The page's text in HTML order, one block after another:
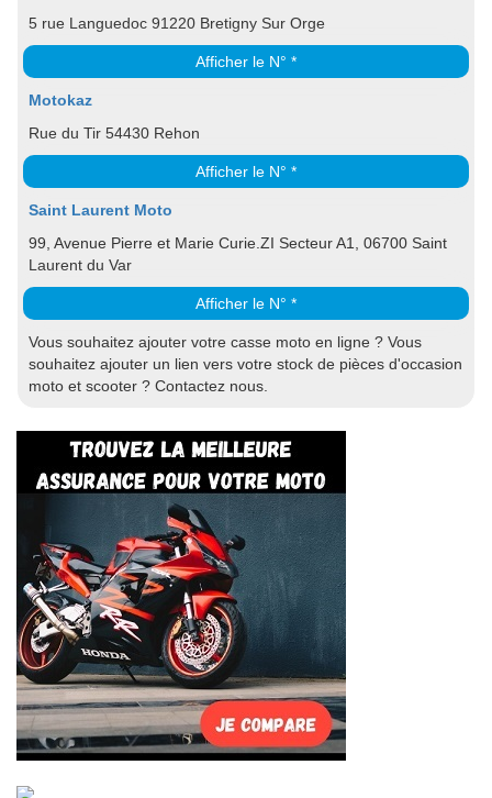
5 rue Languedoc 91220 Bretigny Sur Orge
Afficher le N° *
Motokaz
Rue du Tir 54430 Rehon
Afficher le N° *
Saint Laurent Moto
99, Avenue Pierre et Marie Curie.ZI Secteur A1, 06700 Saint
Laurent du Var
Afficher le N° *
Vous souhaitez ajouter votre casse moto en ligne ? Vous
souhaitez ajouter un lien vers votre stock de pièces d'occasion
moto et scooter ? Contactez nous.